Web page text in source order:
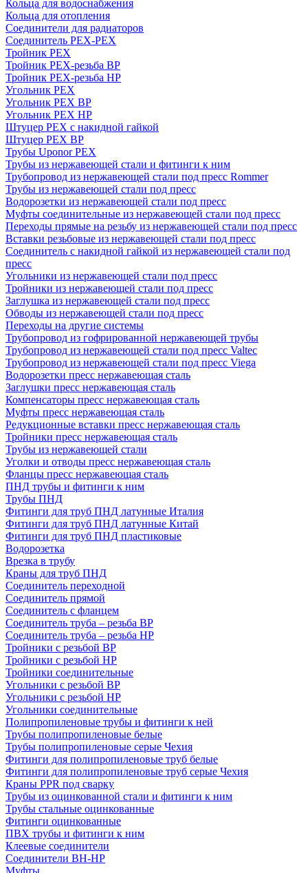
Кольца для водоснабжения
Кольца для отопления
Соединители для радиаторов
Соединитель PEX-PEX
Тройник PEX
Тройник PEX-резьба ВР
Тройник PEX-резьба НР
Угольник PEX
Угольник PEX ВР
Угольник PEX НР
Штуцер PEX c накидной гайкой
Штуцер PEX ВР
Трубы Uponor PEX
Трубы из нержавеющей стали и фитинги к ним
Трубопровод из нержавеющей стали под пресс Rommer
Трубы из нержавеющей стали под пресс
Водорозетки из нержавеющей стали под пресс
Муфты соединительные из нержавеющей стали под пресс
Переходы прямые на резьбу из нержавеющей стали под пресс
Вставки резьбовые из нержавеющей стали под пресс
Соединитель с накидной гайкой из нержавеющей стали под
пресс
Угольники из нержавеющей стали под пресс
Тройники из нержавеющей стали под пресс
Заглушка из нержавеющей стали под пресс
Обводы из нержавеющей стали под пресс
Переходы на другие системы
Трубопровод из гофрированной нержавеющей трубы
Трубопровод из нержавеющей стали под пресс Valtec
Трубопровод из нержавеющей стали под пресс Viega
Водорозетки пресс нержавеющая сталь
Заглушки пресс нержавеющая сталь
Компенсаторы пресс нержавеющая сталь
Муфты пресс нержавеющая сталь
Редукционные вставки пресс нержавеющая сталь
Тройники пресс нержавеющая сталь
Трубы из нержавеющей стали
Уголки и отводы пресс нержавеющая сталь
Фланцы пресс нержавеющая сталь
ПНД трубы и фитинги к ним
Трубы ПНД
Фитинги для труб ПНД латунные Италия
Фитинги для труб ПНД латунные Китай
Фитинги для труб ПНД пластиковые
Водорозетка
Врезка в трубу
Краны для труб ПНД
Соединитель переходной
Соединитель прямой
Соединитель с фланцем
Соединитель труба – резьба ВР
Соединитель труба – резьба НР
Тройники с резьбой ВР
Тройники с резьбой НР
Тройники соединительные
Угольники с резьбой ВР
Угольники с резьбой НР
Угольники соединительные
Полипропиленовые трубы и фитинги к ней
Трубы полипропиленовые белые
Трубы полипропиленовые серые Чехия
Фитинги для полипропиленовые труб белые
Фитинги для полипропиленовые труб серые Чехия
Краны PPR под сварку
Трубы из оцинкованной стали и фитинги к ним
Трубы стальные оцинкованные
Фитинги оцинкованные
ПВХ трубы и фитинги к ним
Клеевые соединители
Соединители ВН-НР
Муфты